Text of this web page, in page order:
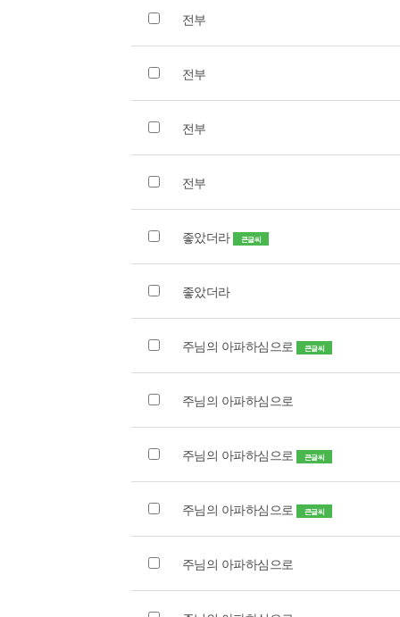
전부
전부
전부
전부
좋았더라 큰글씨
좋았더라
주님의 아파하심으로 큰글씨
주님의 아파하심으로
주님의 아파하심으로 큰글씨
주님의 아파하심으로 큰글씨
주님의 아파하심으로